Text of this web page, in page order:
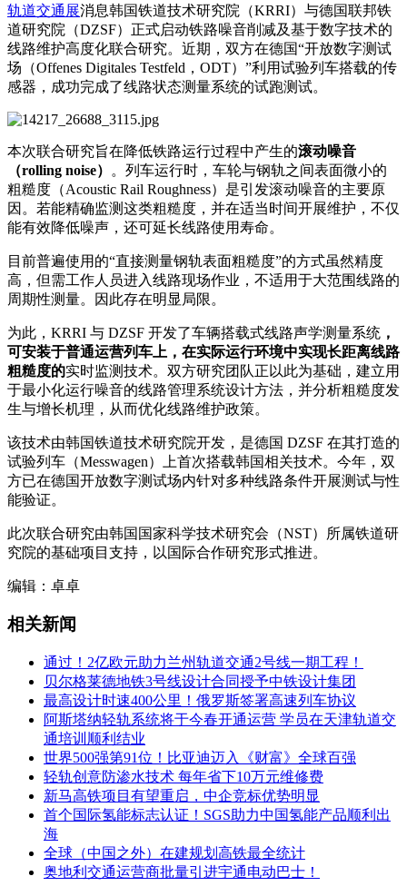
轨道交通展消息韩国铁道技术研究院（KRRI）与德国联邦铁
道研究院（DZSF）正式启动铁路噪音削减及基于数字技术的
线路维护高度化联合研究。近期，双方在德国“开放数字测试
场（Offenes Digitales Testfeld，ODT）”利用试验列车搭载的传
感器，成功完成了线路状态测量系统的试跑测试。
本次联合研究旨在降低铁路运行过程中产生的滚动噪音
（rolling noise）
。列车运行时，车轮与钢轨之间表面微小的
粗糙度（Acoustic Rail Roughness）是引发滚动噪音的主要原
因。若能精确监测这类粗糙度，并在适当时间开展维护，不仅
能有效降低噪声，还可延长线路使用寿命。
目前普遍使用的“直接测量钢轨表面粗糙度”的方式虽然精度
高，但需工作人员进入线路现场作业，不适用于大范围线路的
周期性测量。因此存在明显局限。
为此，KRRI 与 DZSF 开发了车辆搭载式线路声学测量系统 ，
可安装于普通运营列车上，在实际运行环境中实现长距离线路
粗糙度的实时监测技术。双方研究团队正以此为基础，建立用
于最小化运行噪音的线路管理系统设计方法，并分析粗糙度发
生与增长机理，从而优化线路维护政策。
该技术由韩国铁道技术研究院开发，是德国 DZSF 在其打造的
试验列车（Messwagen）上首次搭载韩国相关技术。今年，双
方已在德国开放数字测试场内针对多种线路条件开展测试与性
能验证。
此次联合研究由韩国国家科学技术研究会（NST）所属铁道研
究院的基础项目支持，以国际合作研究形式推进。
编辑：卓卓
相关新闻
通过！2亿欧元助力兰州轨道交通2号线一期工程！
贝尔格莱德地铁3号线设计合同授予中铁设计集团
最高设计时速400公里！俄罗斯签署高速列车协议
阿斯塔纳轻轨系统将于今春开通运营 学员在天津轨道交
通培训顺利结业
世界500强第91位！比亚迪迈入《财富》全球百强
轻轨创意防渗水技术 每年省下10万元维修费
新马高铁项目有望重启，中企竞标优势明显
首个国际氢能标志认证！SGS助力中国氢能产品顺利出
海
全球（中国之外）在建规划高铁最全统计
奥地利交通运营商批量引进宇通电动巴士！